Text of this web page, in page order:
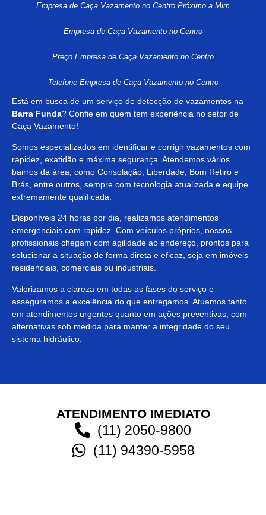
Empresa de Caça Vazamento no Centro Próximo a Mim
Empresa de Caça Vazamento no Centro
Preço Empresa de Caça Vazamento no Centro
Telefone Empresa de Caça Vazamento no Centro
Está em busca de um serviço de detecção de vazamentos na
Barra Funda? Confie em quem tem experiência no setor de
Caça Vazamento!
Somos especializados em identificar e corrigir vazamentos com
rapidez, exatidão e máxima segurança. Atendemos vários
bairros da área, como Consolação, Liberdade, Bom Retiro e
Brás, entre outros, sempre com tecnologia atualizada e equipe
extremamente qualificada.
Disponíveis 24 horas por dia, realizamos atendimentos
emergenciais com rapidez. Com veículos próprios, nossos
profissionais chegam com agilidade ao endereço, prontos para
solucionar a situação de forma direta e eficaz, seja em imóveis
residenciais, comerciais ou industriais.
Valorizamos a clareza em todas as fases do serviço e
asseguramos a excelência do que entregamos. Atuamos tanto
em atendimentos urgentes quanto em ações preventivas, com
alternativas sob medida para manter a integridade do seu
sistema hidráulico.
ATENDIMENTO IMEDIATO
(11) 2050-9800
(11) 94390-5958